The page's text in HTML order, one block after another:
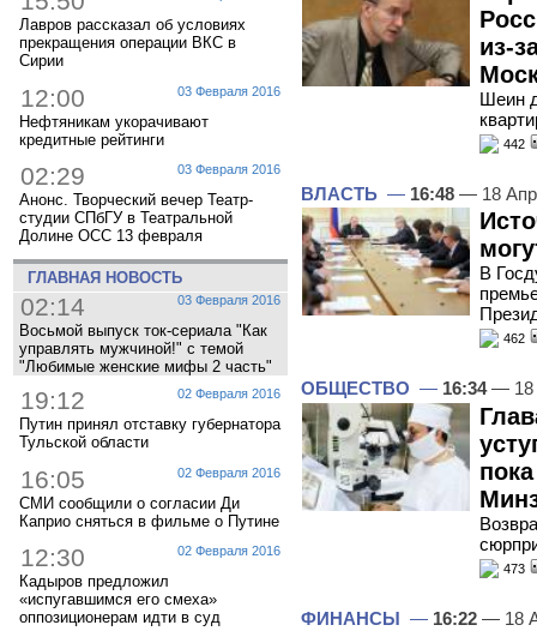
Лавров рассказал об условиях
прекращения операции ВКС в
Сирии
03 Февраля 2016
12:00
Нефтяникам укорачивают
кредитные рейтинги
03 Февраля 2016
02:29
Анонс. Творческий вечер Театр-
студии СПбГУ в Театральной
Долине ОСС 13 февраля
ГЛАВНАЯ НОВОСТЬ
03 Февраля 2016
02:14
Восьмой выпуск ток-сериала "Как
управлять мужчиной!" с темой
"Любимые женские мифы 2 часть"
02 Февраля 2016
19:12
Путин принял отставку губернатора
Тульской области
02 Февраля 2016
16:05
СМИ сообщили о согласии Ди
Каприо сняться в фильме о Путине
02 Февраля 2016
12:30
Кадыров предложил
«испугавшимся его смеха»
оппозиционерам идти в суд
из-
Шеин
442
ВЛАСТЬ — 16:48 — 18
В
462
ОБЩЕСТВО — 16:34— 18
473
ФИНАНСЫ — 16:22 — 18